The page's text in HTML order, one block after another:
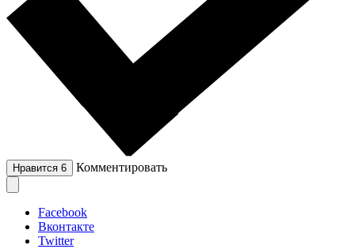
Нравится 6 Комментировать
Facebook
Вконтакте
Twitter